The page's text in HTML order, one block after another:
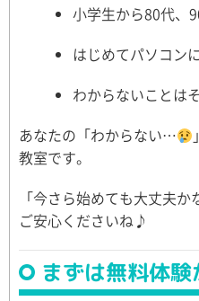
小学生から80代、
はじめてパソコン
わからないことは
あなたの「わからない…
教室です。
「今さら始めても大丈夫
ご安心くださいね♪
まずは無料体験